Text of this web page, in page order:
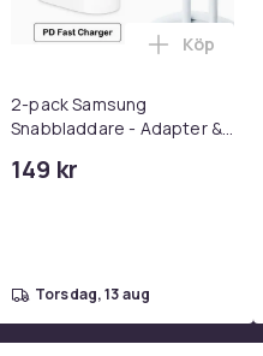
USB-C 2m i varukorgen
2M USB-C till USB-C
Kit av Esefido i
2-pack Samsung
Snabbladdare - Adapter &
149 kr
Lägg till
Köp
torsdag, 13 aug